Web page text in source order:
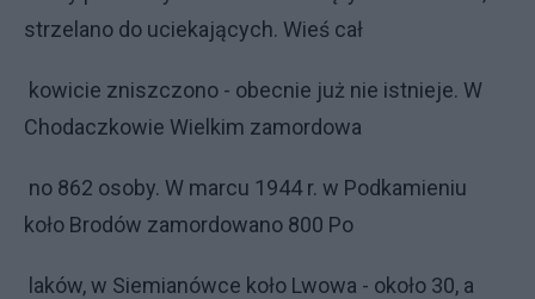
strzelano do uciekających. Wieś cał
kowicie zniszczono - obecnie już nie istnieje. W
Chodaczkowie Wielkim zamordowa
no 862 osoby. W marcu 1944 r. w Podkamieniu
koło Brodów zamordowano 800 Po
laków, w Siemianówce koło Lwowa - około 30, a